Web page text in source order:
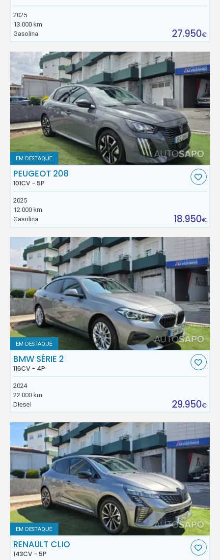
2025
13.000 km
Gasolina
27.950€
EM DESTAQUE
PEUGEOT 208
101CV - 5P
2025
12.000 km
Gasolina
18.950€
EM DESTAQUE
BMW SÉRIE 2
116CV - 4P
2024
22.000 km
Diesel
29.950€
EM DESTAQUE
RENAULT CLIO
143CV - 5P